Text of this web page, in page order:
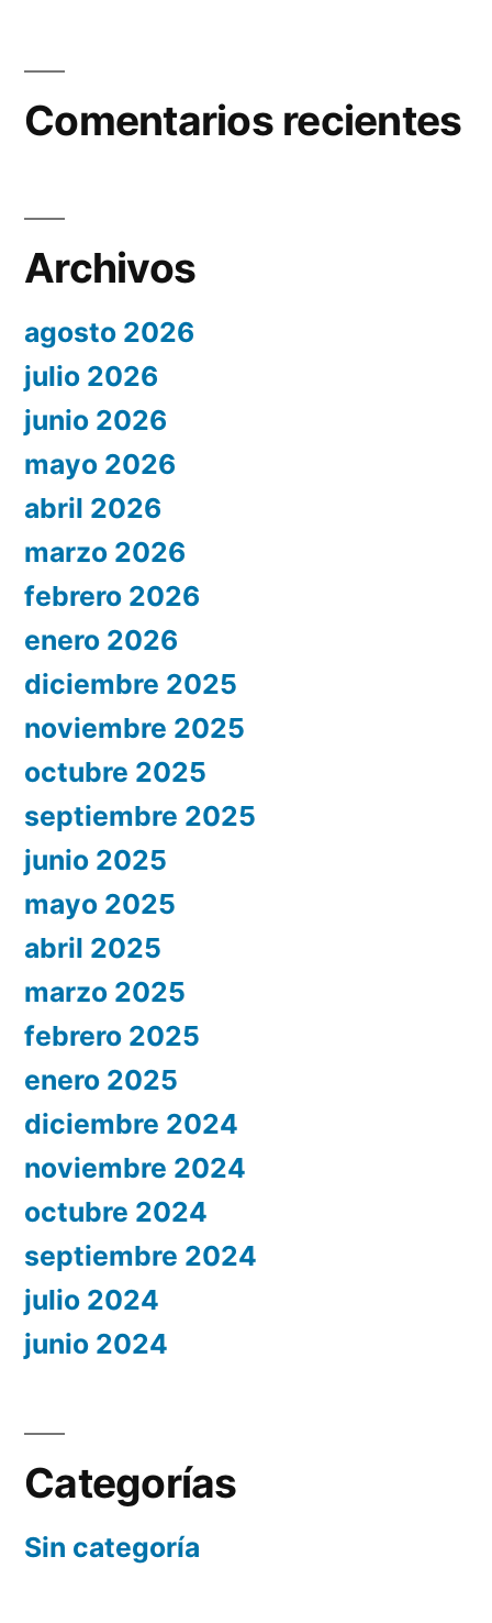
Comentarios recientes
Archivos
agosto 2026
julio 2026
junio 2026
mayo 2026
abril 2026
marzo 2026
febrero 2026
enero 2026
diciembre 2025
noviembre 2025
octubre 2025
septiembre 2025
junio 2025
mayo 2025
abril 2025
marzo 2025
febrero 2025
enero 2025
diciembre 2024
noviembre 2024
octubre 2024
septiembre 2024
julio 2024
junio 2024
Categorías
Sin categoría